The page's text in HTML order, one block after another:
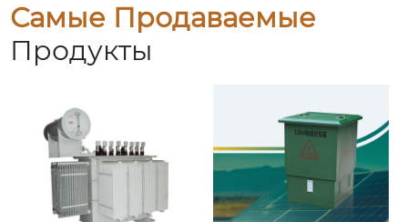
Самые Продаваемые
Продукты